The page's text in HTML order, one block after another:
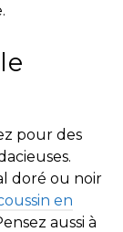
pour des
doré ou noir
en
aussi à